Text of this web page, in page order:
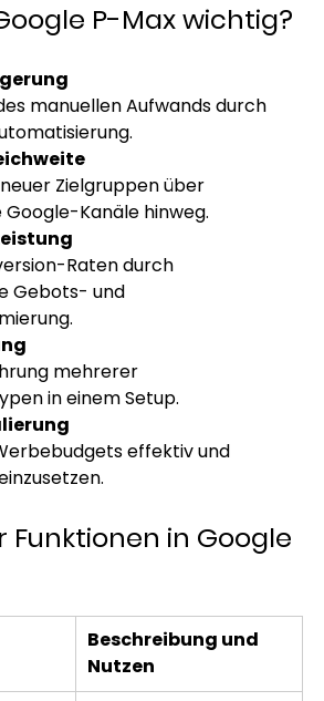
P-Max wichtig?
manuellen Aufwands durch
Zielgruppen über
Kanäle hinweg.
Raten durch
Gebots- und
mehrerer
in einem Setup.
effektiv und
Funktionen in Google
Beschreibung und
Nutzen